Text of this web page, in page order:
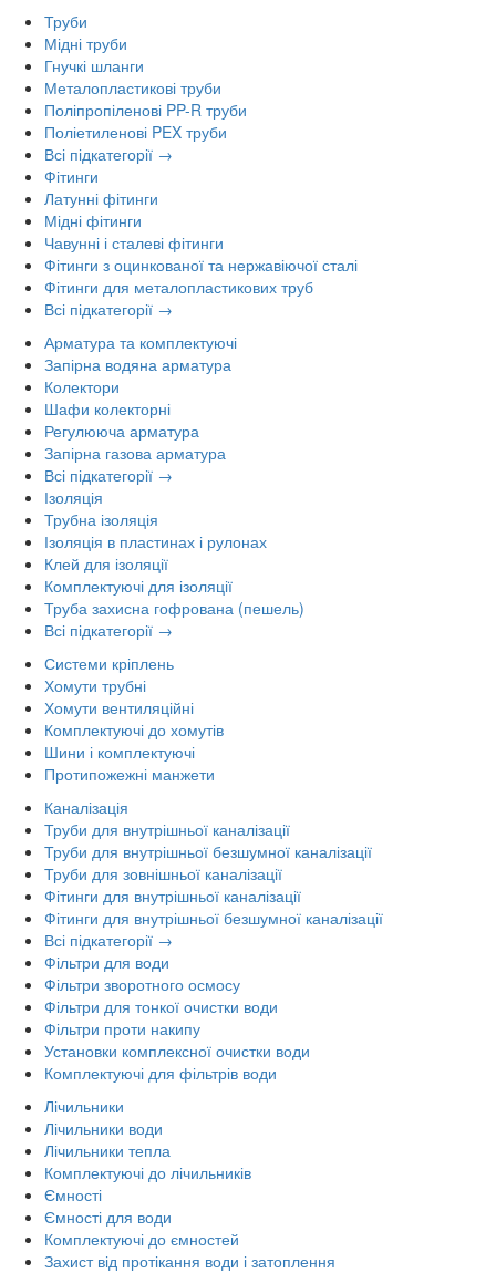
Труби
Мідні труби
Гнучкі шланги
Металопластикові труби
Поліпропіленові PP-R труби
Поліетиленові PEX труби
Всі підкатегорії →
Фітинги
Латунні фітинги
Мідні фітинги
Чавунні і сталеві фітинги
Фітинги з оцинкованої та нержавіючої сталі
Фітинги для металопластикових труб
Всі підкатегорії →
Арматура та комплектуючі
Запірна водяна арматура
Колектори
Шафи колекторні
Регулююча арматура
Запірна газова арматура
Всі підкатегорії →
Ізоляція
Трубна ізоляція
Ізоляція в пластинах і рулонах
Клей для ізоляції
Комплектуючі для ізоляції
Труба захисна гофрована (пешель)
Всі підкатегорії →
Системи кріплень
Хомути трубні
Хомути вентиляційні
Комплектуючі до хомутів
Шини і комплектуючі
Протипожежні манжети
Каналізація
Труби для внутрішньої каналізації
Труби для внутрішньої безшумної каналізації
Труби для зовнішньої каналізації
Фітинги для внутрішньої каналізації
Фітинги для внутрішньої безшумної каналізації
Всі підкатегорії →
Фільтри для води
Фільтри зворотного осмосу
Фільтри для тонкої очистки води
Фільтри проти накипу
Установки комплексної очистки води
Комплектуючі для фільтрів води
Лічильники
Лічильники води
Лічильники тепла
Комплектуючі до лічильників
Ємності
Ємності для води
Комплектуючі до ємностей
Захист від протікання води і затоплення